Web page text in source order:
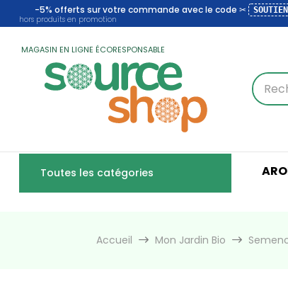
-5% offerts sur votre commande avec le code ✂ SOUTIEN
hors produits en promotion
MAGASIN EN LIGNE ÉCORESPONSABLE
Toutes les catégories
Accueil Mon Jardin Bio